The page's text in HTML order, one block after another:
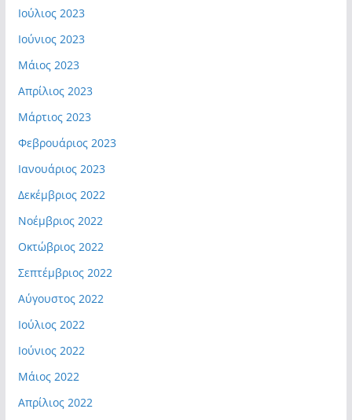
Ιούλιος 2023
Ιούνιος 2023
Μάιος 2023
Απρίλιος 2023
Μάρτιος 2023
Φεβρουάριος 2023
Ιανουάριος 2023
Δεκέμβριος 2022
Νοέμβριος 2022
Οκτώβριος 2022
Σεπτέμβριος 2022
Αύγουστος 2022
Ιούλιος 2022
Ιούνιος 2022
Μάιος 2022
Απρίλιος 2022